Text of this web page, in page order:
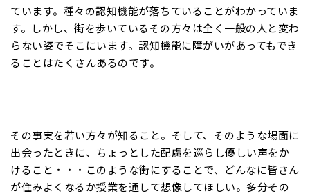
ています。種々の認知機能が落ちていることがわかっていま
す。しかし、街を歩いているその方々は全く一般の人と変わ
らない姿でそこにいます。認知機能に障がいがあってもでき
ることはたくさんあるのです。
その事実を若い方々が知ること。そして、そのような場面に
出会ったときに、ちょっとした配慮を巡らし優しい声をか
けること・・・このような街にすることで、どんなに皆さん
が住みよくなるか授業を通して想像してほしい。多分その